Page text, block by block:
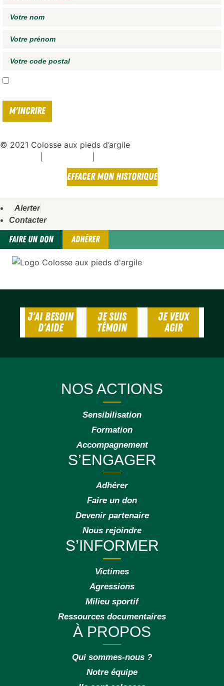
© 2021 Colosse aux pieds d’argile
EFFACER MON HISTORIQUE
Alerter
Contacter
FAIRE UN DON ADHÉRER
J'AI BESOIN
D'AIDE
JE SUIS
TÉMOIN
JE VEUX
AGIR
NOS ACTIONS
Sensibilisation
Formation
Accompagnement
S’ENGAGER
Adhérer
Faire un don
Devenir partenaire
Nous rejoindre
S’INFORMER
Victimes
Agressions
Milieu sportif
Ressources documentaires
À PROPOS
Qui sommes-nous ?
Notre équipe